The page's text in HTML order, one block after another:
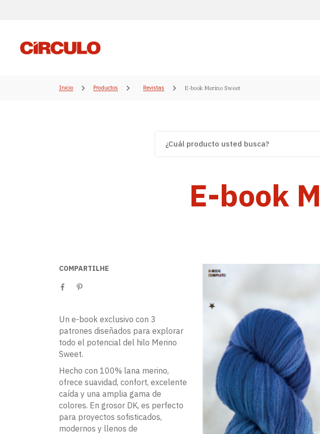
Inicio Productos Revistas E-book Merino Sweet
E-book
COMPARTILHE
Un e-book exclusivo con 3
patrones diseñados para explorar
todo el potencial del hilo Merino
Sweet.
Hecho con 100% lana merino,
ofrece suavidad, confort, excelente
caída y una amplia gama de
colores. En grosor DK, es perfecto
para proyectos sofisticados,
modernos y llenos de